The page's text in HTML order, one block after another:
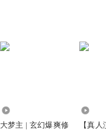
大梦主 | 玄幻爆爽修
【真